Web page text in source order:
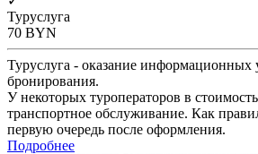
Туруслуга
70 BYN
Туруслуга - оказание информационных
бронирования.
У некоторых туроператоров в
транспортное обслуживание. Как
первую очередь после оформления.
Подробнее